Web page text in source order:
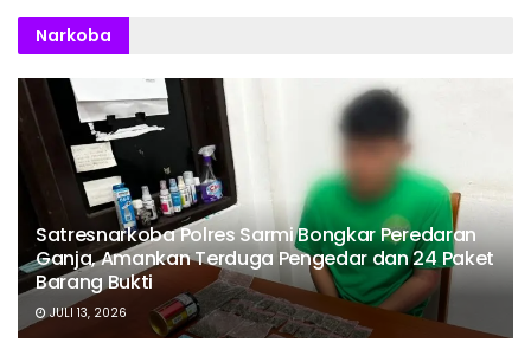
Narkoba
Satresnarkoba Polres Sarmi Bongkar Peredaran
Ganja, Amankan Terduga Pengedar dan 24 Paket
Barang Bukti
JULI 13, 2026